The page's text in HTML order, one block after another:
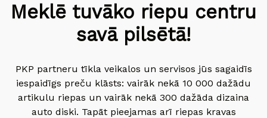
Meklē tuvāko riepu centru
savā pilsētā!
PKP partneru tīkla veikalos un servisos jūs sagaidīs
iespaidīgs preču klāsts: vairāk nekā 10 000 dažādu
artikulu riepas un vairāk nekā 300 dažāda dizaina
auto diski. Tapāt pieejamas arī riepas kravas